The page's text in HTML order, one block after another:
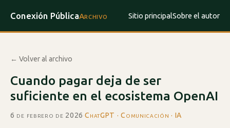
Conexión PúblicaArchivo Sitio principalSobre el autor
← Volver al archivo
Cuando pagar deja de ser
suficiente en el ecosistema OpenAI
6 de febrero de 2026·ChatGPT · Comunicación · IA